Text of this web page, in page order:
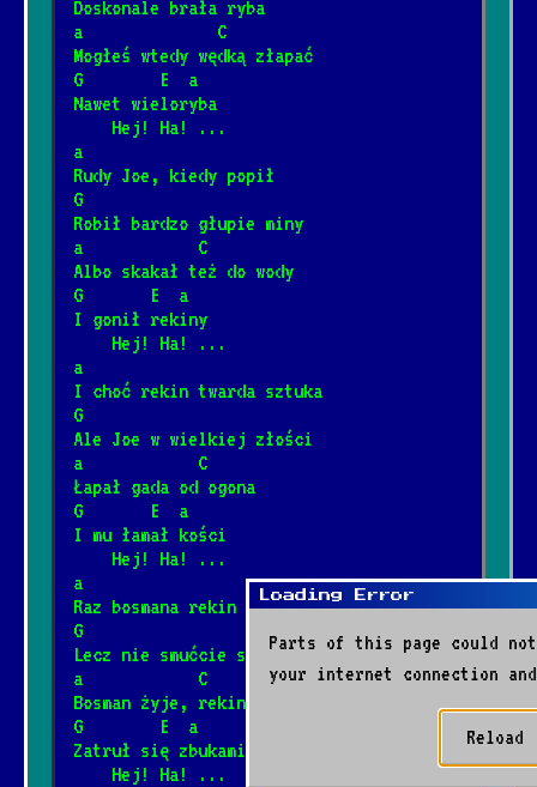
Doskonale brała ryba
a              C
Mogłeś wtedy wędką złapać
G        E  a
Nawet wieloryba
    Hej! Ha! ...
a
Rudy Joe, kiedy popił
G
Robił bardzo głupie miny
a            C
Albo skakał też do wody
G       E  a
I gonił rekiny
    Hej! Ha! ...
a
I choć rekin twarda sztuka
G
Ale Joe w wielkiej złości
a            C
Łapał gada od ogona
G       E  a
I mu łamał kości
    Hej! Ha! ...
a
Raz bosmana rekin pożarł
G
Lecz nie smućcie się kochani
a            C
Bosman żyje, rekin umarł
G        E  a
Zatruł się zbukami
    Hej! Ha! ...
Loading Error
Parts of this page could not
your internet connection
Reload